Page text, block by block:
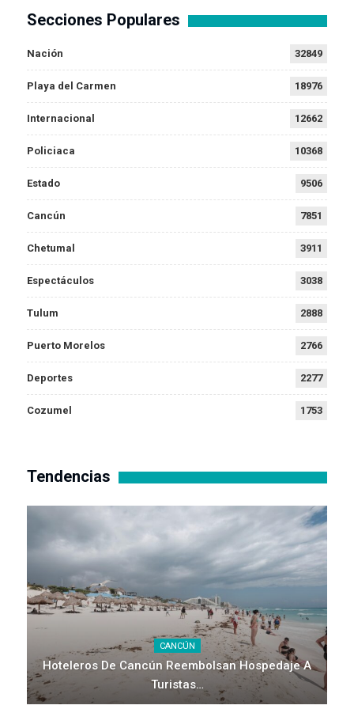
Secciones Populares
Nación 32849
Playa del Carmen 18976
Internacional 12662
Policiaca 10368
Estado 9506
Cancún 7851
Chetumal 3911
Espectáculos 3038
Tulum 2888
Puerto Morelos 2766
Deportes 2277
Cozumel 1753
Tendencias
CANCÚN
Hoteleros De Cancún Reembolsan Hospedaje A
Turistas…